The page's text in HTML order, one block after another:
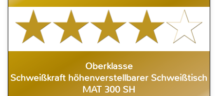
Oberklasse
Schweißkraft höhenverstellbarer Schweißtisch
MAT 300 SH